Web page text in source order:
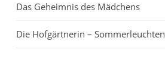
Das Geheimnis des Mädchens
Die Hofgärtnerin – Sommerleuchten